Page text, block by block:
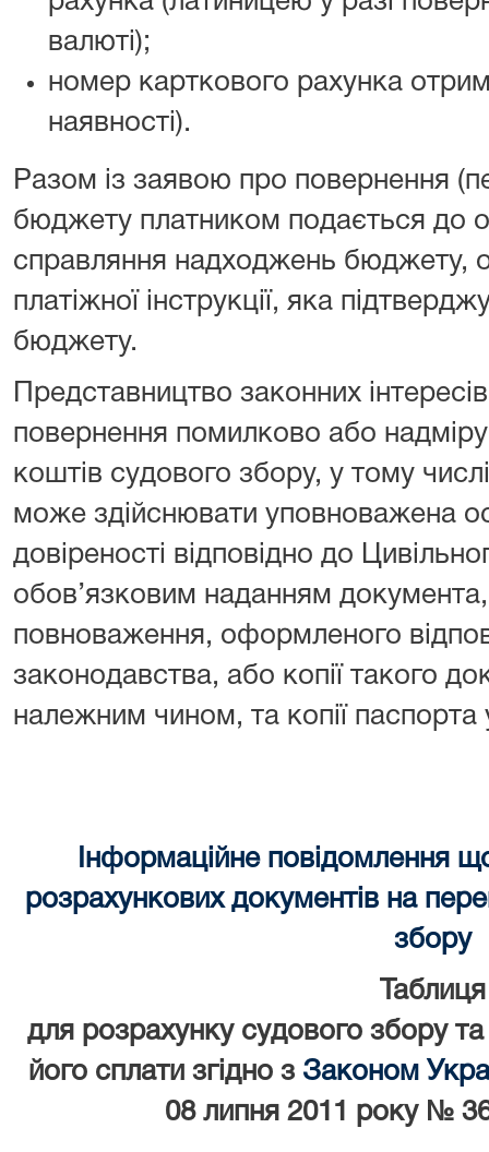
валюті);
номер карткового рахунка
наявності).
Разом із заявою про повернення
бюджету платником подається до
справляння надходжень бюджету,
платіжної інструкції, яка
бюджету.
Представництво законних
повернення помилково або
коштів судового збору, у тому
може здійснювати уповноважена
довіреності відповідно до
обов’язковим наданням документа,
повноваження, оформленого
законодавства, або копії такого
належним чином, та копії
Інформаційне повідомлення
розрахункових документів на
збору
Таблиця
для розрахунку судового збору
його сплати згідно з Законом
08 липня 2011 року №